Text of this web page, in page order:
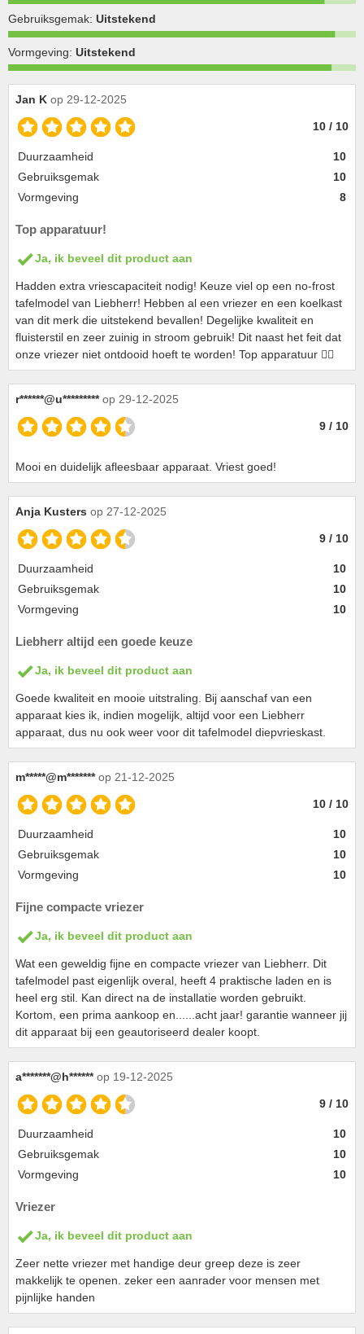
Gebruiksgemak: Uitstekend
Vormgeving: Uitstekend
Jan K op 29-12-2025
10 / 10
Duurzaamheid
10
Gebruiksgemak
10
Vormgeving
8
Top apparatuur!
Ja, ik beveel dit product aan
Hadden extra vriescapaciteit nodig! Keuze viel op een no-frost
tafelmodel van Liebherr! Hebben al een vriezer en een koelkast
van dit merk die uitstekend bevallen! Degelijke kwaliteit en
fluisterstil en zeer zuinig in stroom gebruik! Dit naast het feit dat
onze vriezer niet ontdooid hoeft te worden! Top apparatuur 👍🏻
r******@u********* op 29-12-2025
9 / 10
Mooi en duidelijk afleesbaar apparaat. Vriest goed!
Anja Kusters op 27-12-2025
9 / 10
Duurzaamheid
10
Gebruiksgemak
10
Vormgeving
10
Liebherr altijd een goede keuze
Ja, ik beveel dit product aan
Goede kwaliteit en mooie uitstraling. Bij aanschaf van een
apparaat kies ik, indien mogelijk, altijd voor een Liebherr
apparaat, dus nu ook weer voor dit tafelmodel diepvrieskast.
m*****@m******* op 21-12-2025
10 / 10
Duurzaamheid
10
Gebruiksgemak
10
Vormgeving
10
Fijne compacte vriezer
Ja, ik beveel dit product aan
Wat een geweldig fijne en compacte vriezer van Liebherr. Dit
tafelmodel past eigenlijk overal, heeft 4 praktische laden en is
heel erg stil. Kan direct na de installatie worden gebruikt.
Kortom, een prima aankoop en......acht jaar! garantie wanneer jij
dit apparaat bij een geautoriseerd dealer koopt.
a*******@h****** op 19-12-2025
9 / 10
Duurzaamheid
10
Gebruiksgemak
10
Vormgeving
10
Vriezer
Ja, ik beveel dit product aan
Zeer nette vriezer met handige deur greep deze is zeer
makkelijk te openen. zeker een aanrader voor mensen met
pijnlijke handen